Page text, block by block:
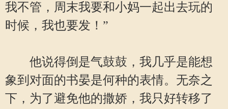
我不管，周末我要和小妈一起出去玩的
时候，我也要发！”
他说得倒是气鼓鼓，我几乎是能想
象到对面的书晏是何种的表情。无奈之
下，为了避免他的撒娇，我只好转移了